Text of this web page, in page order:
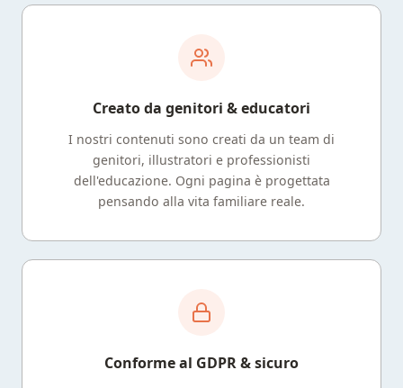
Creato da genitori & educatori
I nostri contenuti sono creati da un team di
genitori, illustratori e professionisti
dell'educazione. Ogni pagina è progettata
pensando alla vita familiare reale.
Conforme al GDPR & sicuro